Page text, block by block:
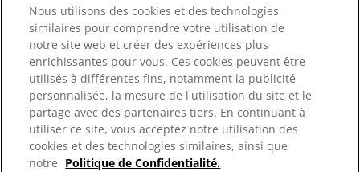
Langue
Ressources
Contactez-nous
Plan du site
Où acheter
Nos sites
Nous utilisons des cookies et des technologies
similaires pour comprendre votre utilisation de
notre site web et créer des expériences plus
enrichissantes pour vous. Ces cookies peuvent être
utilisés à différentes fins, notamment la publicité
personnalisée, la mesure de l'utilisation du site et le
partage avec des partenaires tiers. En continuant à
utiliser ce site, vous acceptez notre utilisation des
cookies et des technologies similaires, ainsi que
notre Politique de Confidentialité.